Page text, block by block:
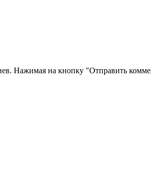
Нажимая на кнопку "Отправить